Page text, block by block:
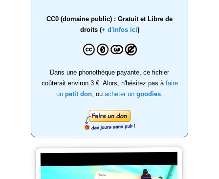
CC0 (domaine public) : Gratuit et Libre de
droits (+ d'infos ici)
Dans une phonothèque payante, ce fichier
coûterait environ 3 €. Alors, n'hésitez pas à faire
un petit don , ou acheter un goodies